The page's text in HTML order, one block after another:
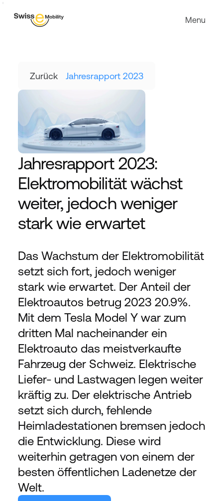
Zurück Jahresrapport 2023
Jahresrapport 2023:
Elektromobilität wächst
weiter, jedoch weniger
stark wie erwartet
Das Wachstum der Elektromobilität
setzt sich fort, jedoch weniger
stark wie erwartet. Der Anteil der
Elektroautos betrug 2023 20.9%.
Mit dem Tesla Model Y war zum
dritten Mal nacheinander ein
Elektroauto das meistverkaufte
Fahrzeug der Schweiz. Elektrische
Liefer- und Lastwagen legen weiter
kräftig zu. Der elektrische Antrieb
setzt sich durch, fehlende
Heimladestationen bremsen jedoch
die Entwicklung. Diese wird
weiterhin getragen von einem der
besten öffentlichen Ladenetze der
Welt.
Menu